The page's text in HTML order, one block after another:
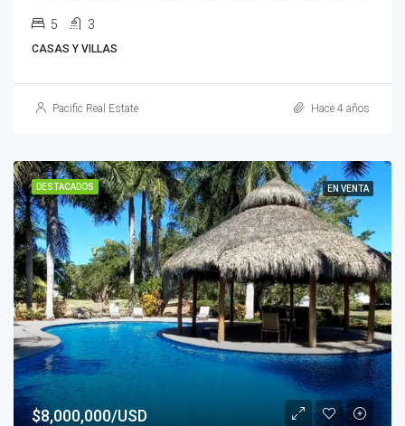
5 3
CASAS Y VILLAS
Pacific Real Estate Hace 4 años
DESTACADOS EN VENTA
$8,000,000/USD